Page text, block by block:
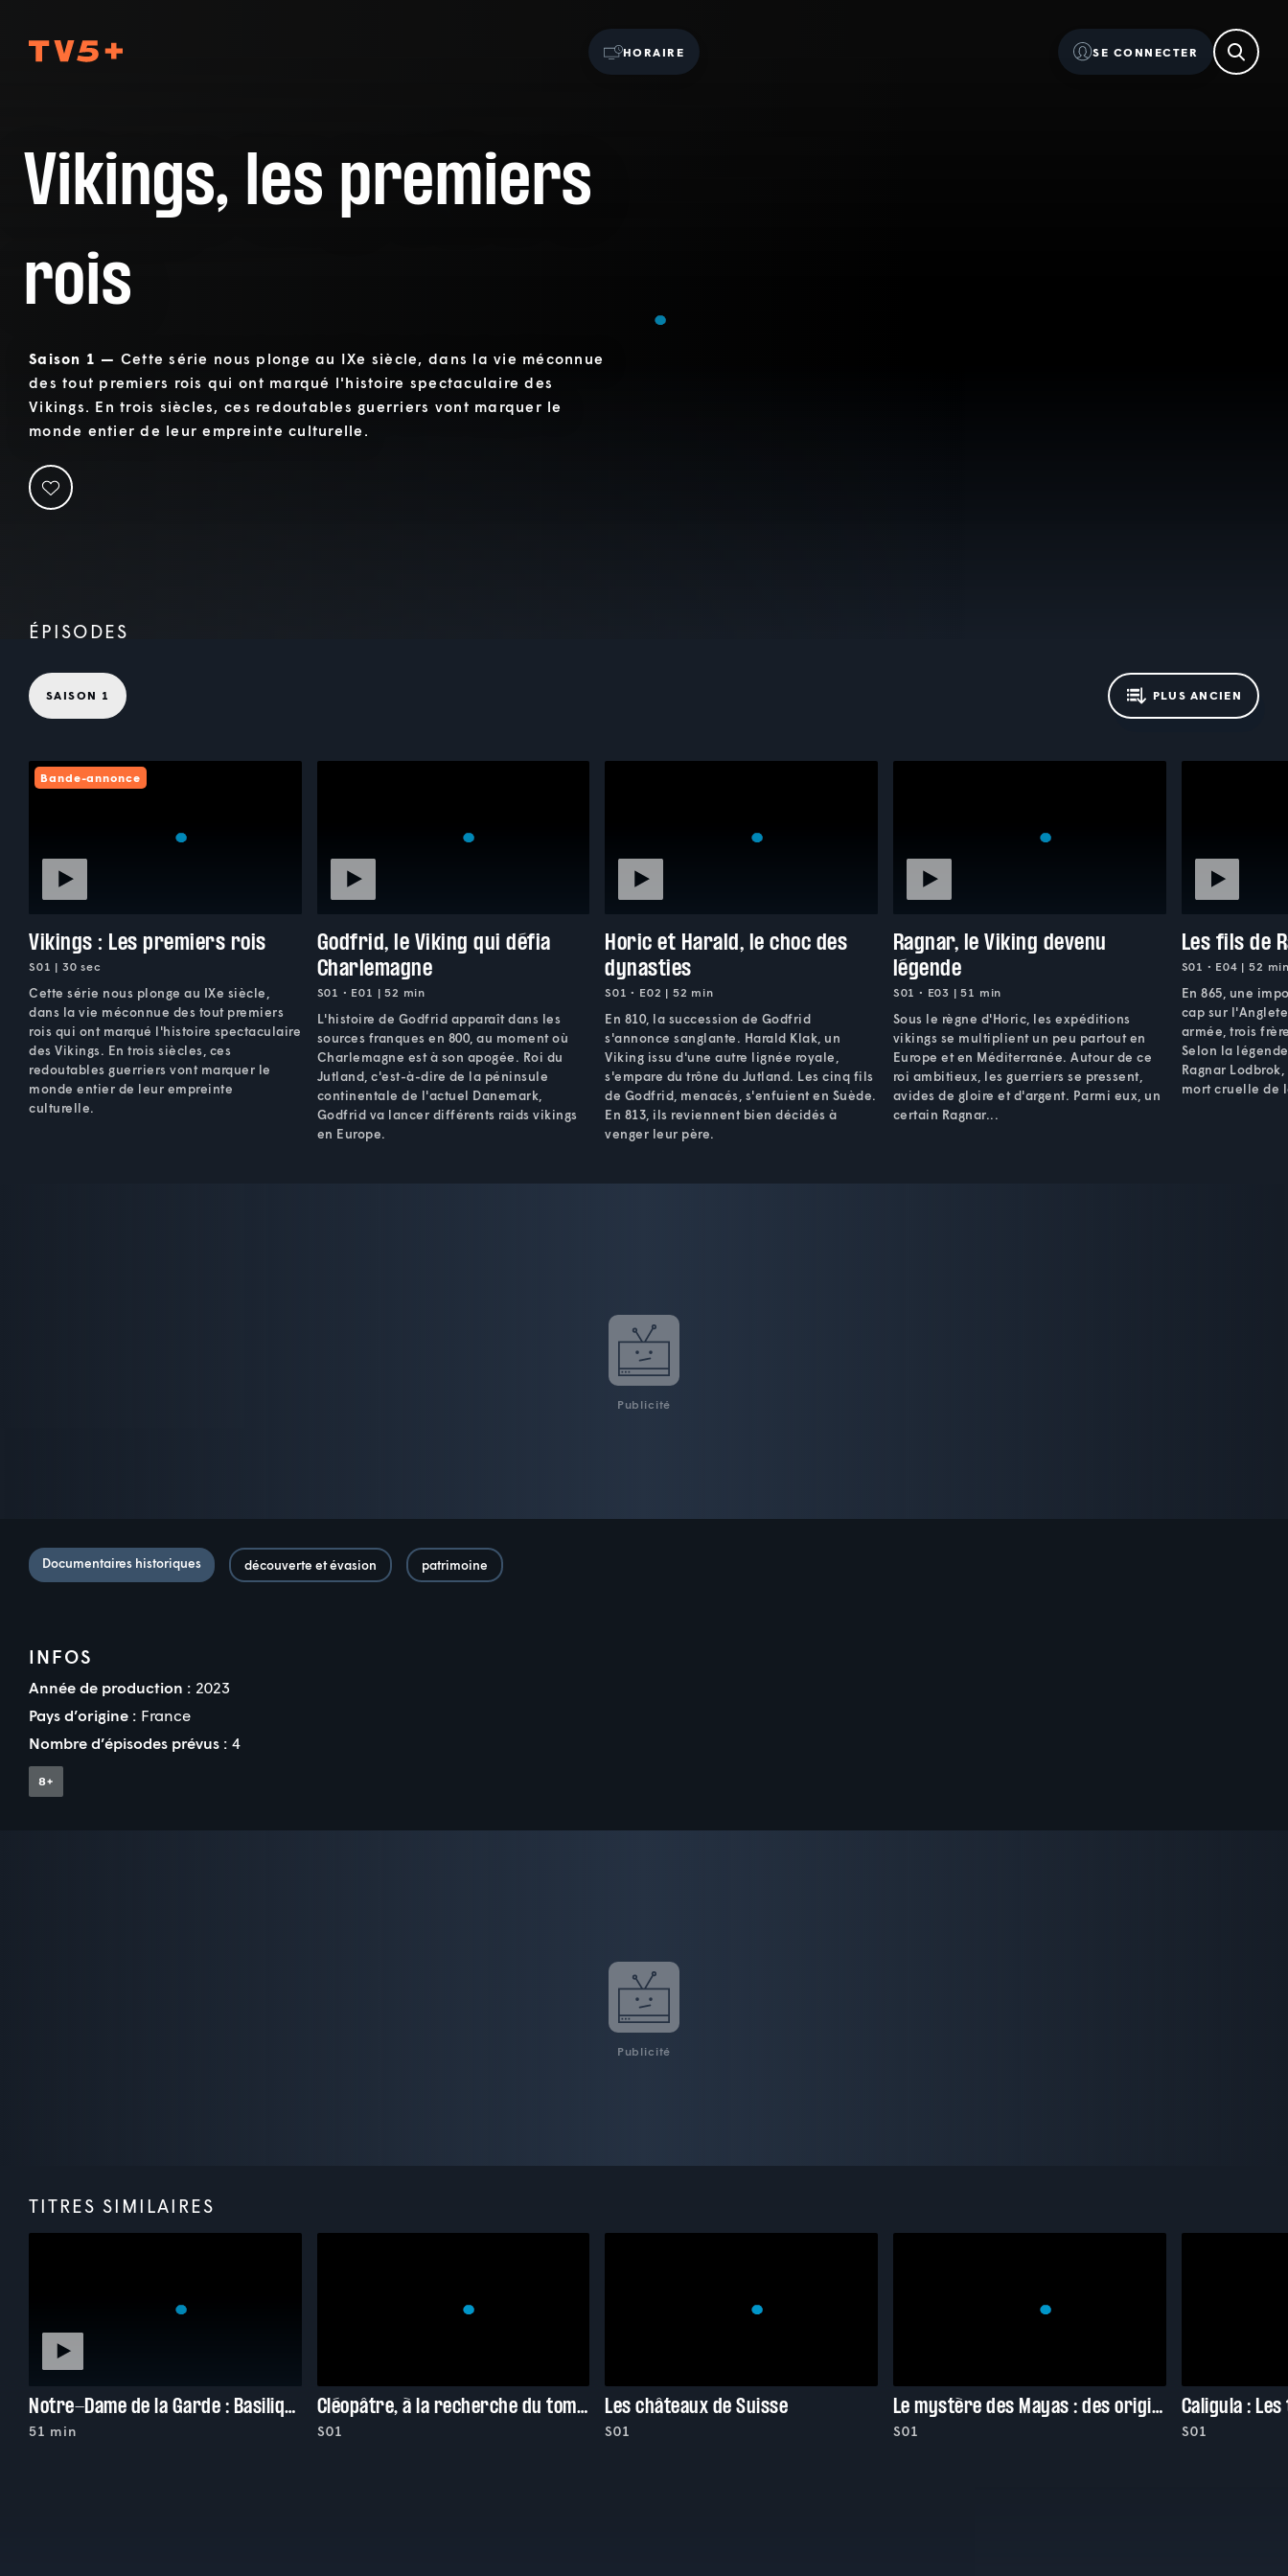
HORAIRE SE CONNECTER
Vikings, les premiers
rois
Saison 1 — Cette série nous plonge au IXe siècle, dans la vie méconnue
des tout premiers rois qui ont marqué l'histoire spectaculaire des
Vikings. En trois siècles, ces redoutables guerriers vont marquer le
monde entier de leur empreinte culturelle.
ÉPISODES
SAISON 1 PLUS ANCIEN
Bande-annonce
Vikings : Les premiers rois
S01 | 30 sec
Cette série nous plonge au IXe siècle,
dans la vie méconnue des tout premiers
rois qui ont marqué l'histoire spectaculaire
des Vikings. En trois siècles, ces
redoutables guerriers vont marquer le
monde entier de leur empreinte
culturelle.
Godfrid, le Viking qui défia
Charlemagne
S01 • E01 | 52 min
L'histoire de Godfrid apparaît dans les
sources franques en 800, au moment où
Charlemagne est à son apogée. Roi du
Jutland, c'est-à-dire de la péninsule
continentale de l'actuel Danemark,
Godfrid va lancer différents raids vikings
en Europe.
Horic et Harald, le choc des
dynasties
S01 • E02 | 52 min
En 810, la succession de Godfrid
s'annonce sanglante. Harald Klak, un
Viking issu d'une autre lignée royale,
s'empare du trône du Jutland. Les cinq fils
de Godfrid, menacés, s'enfuient en Suède.
En 813, ils reviennent bien décidés à
venger leur père.
Ragnar, le Viking devenu
légende
S01 • E03 | 51 min
Sous le règne d'Horic, les expéditions
vikings se multiplient un peu partout en
Europe et en Méditerranée. Autour de ce
roi ambitieux, les guerriers se pressent,
avides de gloire et d'argent. Parmi eux, un
certain Ragnar...
Les fils de
S01 • E04 | 52
En 865, une
cap sur
armée, trois
Selon la
Ragnar
mort cruelle de
Publicité
Documentaires historiques découverte et évasion patrimoine
INFOS
Année de production : 2023
Pays d’origine : France
Nombre d’épisodes prévus : 4
Publicité
TITRES SIMILAIRES
Notre-Dame de la Garde : Basilique hors norme
51 min
Cléopâtre, à la recherche du tombeau disparu
S01
Les châteaux de Suisse
S01
Le mystère des Mayas : des origines à la chute
S01
Caligula :
S01